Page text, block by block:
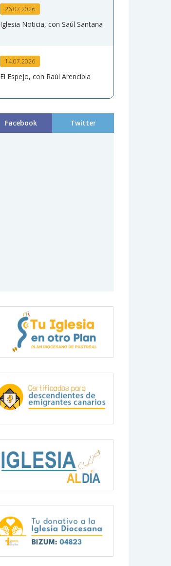
26.07.2026
Iglesia Noticia, con Saúl Santana
14.07.2026
El Espejo, con Raúl Arencibia
Facebook Twitter